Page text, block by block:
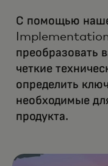
С помощью
преобразовать
четкие
определить
необходимые
продукта.